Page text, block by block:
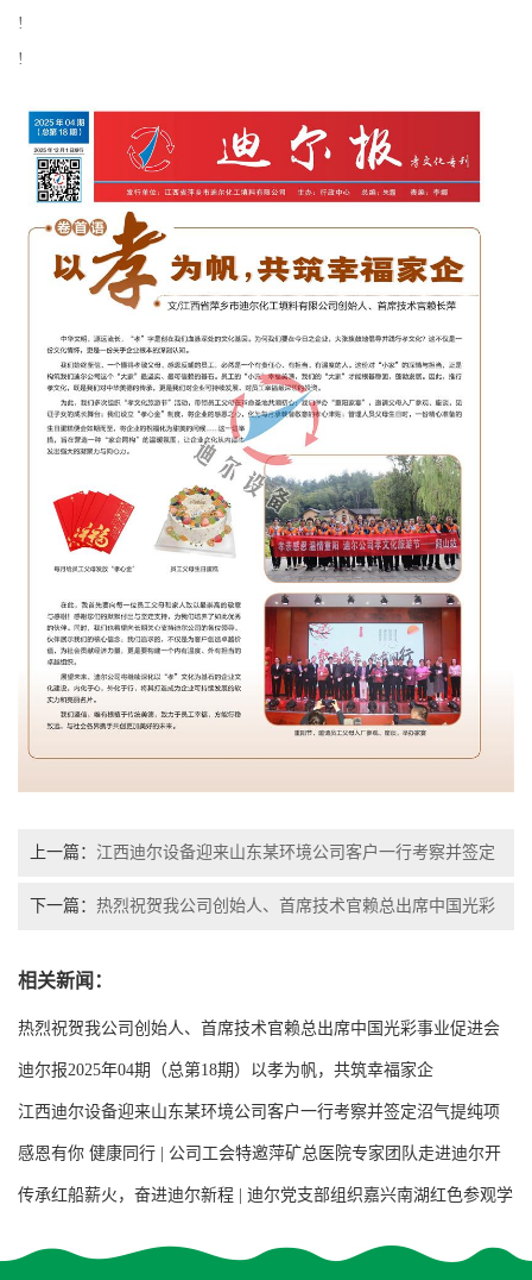
!
!
上一篇： 江西迪尔设备迎来山东某环境公司客户一行考察并签定
沼气提纯项目用增强聚丙烯阶梯环填料合同
下一篇： 热烈祝贺我公司创始人、首席技术官赖总出席中国光彩
相关新闻：
热烈祝贺我公司创始人、首席技术官赖总出席中国光彩事业促进会
第七次会员代表大会
迪尔报2025年04期（总第18期）以孝为帆，共筑幸福家企
江西迪尔设备迎来山东某环境公司客户一行考察并签定沼气提纯项
目用增强聚丙烯阶梯环填料合同
感恩有你 健康同行 | 公司工会特邀萍矿总医院专家团队走进迪尔开
展大型义诊活动
传承红船薪火，奋进迪尔新程 | 迪尔党支部组织嘉兴南湖红色参观学